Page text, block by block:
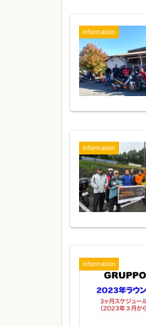
information
information
information